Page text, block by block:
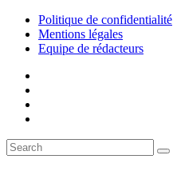
Politique de confidentialité
Mentions légales
Equipe de rédacteurs